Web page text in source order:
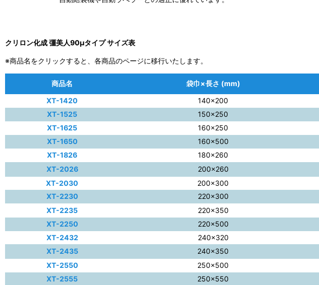
クリロン化成 彊美人90μタイプ サイズ表
※商品名をクリックすると、各商品のページに移行いたします。
商品名 袋巾×長さ (mm)
XT-1420
140×200
XT-1525
150×250
XT-1625
160×250
XT-1650
160×500
XT-1826
180×260
XT-2026
200×260
XT-2030
200×300
XT-2230
220×300
XT-2235
220×350
XT-2250
220×500
XT-2432
240×320
XT-2435
240×350
XT-2550
250×500
XT-2555
250×550